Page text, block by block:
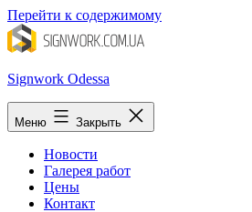
Перейти к содержимому
Signwork Odessa
Меню Закрыть
Новости
Галерея работ
Цены
Контакт